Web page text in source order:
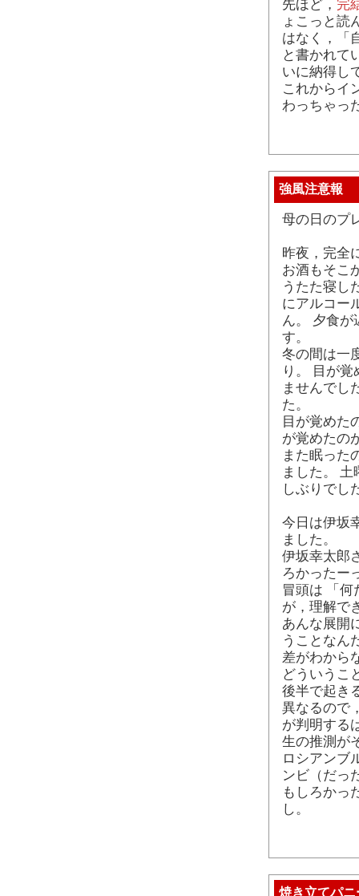
先ほど， 完
ょこっと読
はなく，「
と書かれて
いに納得し
これからイ
わっちゃっ
強風注意報
母の日のプ
昨夜，完全
お酒もそこ
うたた寝し
にアルコー
ん。 夕食が
す。
冬の間は一
り。 目が
ませんでし
た。
目が覚めた
が覚めたの
また眠った
ました。
しぶりでし
今日は伊坂
ました。
伊坂幸太郎
ろかったー
冒頭は 「
が，理解で
あんな展開
うことなん
差がわから
どういうこ
後半で起き
異なるので
が判明する
生の推測が
ロシアンブ
ンビ（だっ
もしろかっ
し。
焼き立てパニ